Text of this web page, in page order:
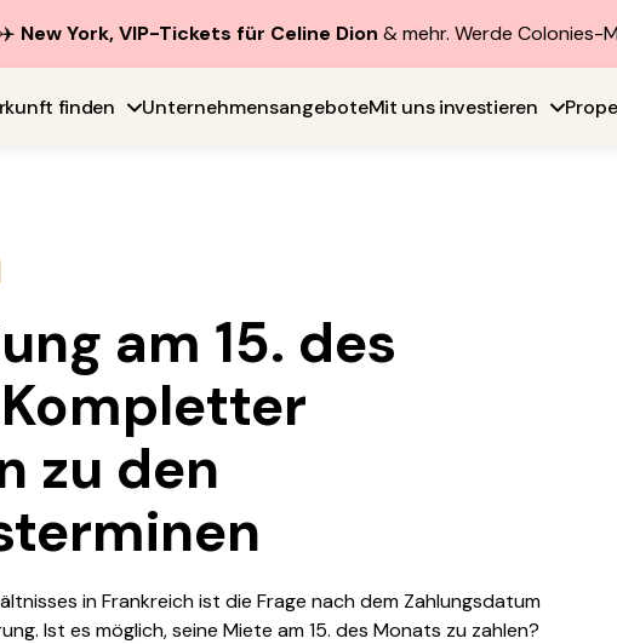
✈️ New York, VIP-Tickets für Celine Dion & mehr. Werde Colonies-
finden UnternehmensangeboteMit uns investieren
am 15. des
zu den
in Frankreich ist die Frage nach dem Zahlungsdatum
Ist es möglich, seine Miete am 15. des Monats zu zahlen?